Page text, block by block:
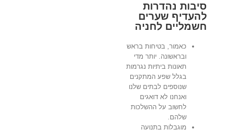
סיבות נהדרות
להעדיף שערים
חשמליים לחניה
כאמור, בטיחות בראש
ובראשונה. יותר מדי
תאונות ביתיות נגרמות
בגלל שפע המתקנים
שנוספים לבתים שלנו
ואנחנו לא דואגים
לחשוב על ההשלכות
שלהם.
מוגבלות בתנועה